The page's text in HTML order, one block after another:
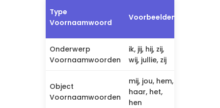
Type
Voornaamwoord
Voorbeelden
Onderwerp
Voornaamwoorden
ik, jij, hij, zij,
wij, jullie, zij
Object
Voornaamwoorden
mij, jou, hem,
haar, het,
hen